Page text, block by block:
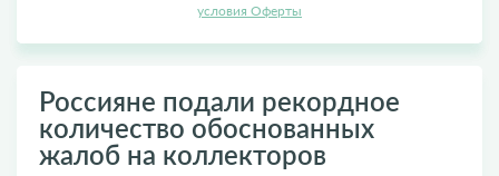
условия Оферты
Россияне подали рекордное
количество обоснованных
жалоб на коллекторов